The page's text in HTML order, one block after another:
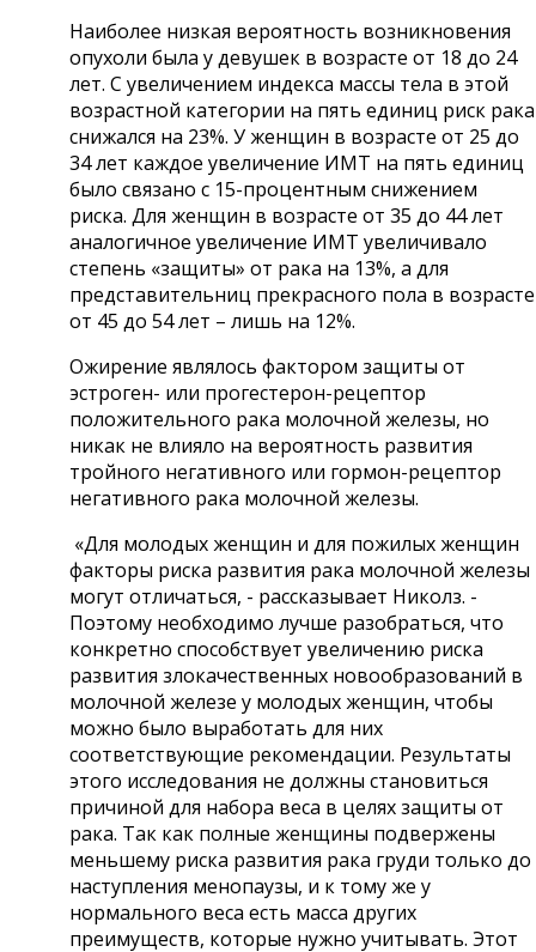
Наиболее низкая вероятность возникновения
опухоли была у девушек в возрасте от 18 до 24
лет. С увеличением индекса массы тела в этой
возрастной категории на пять единиц риск рака
снижался на 23%. У женщин в возрасте от 25 до
34 лет каждое увеличение ИМТ на пять единиц
было связано с 15-процентным снижением
риска. Для женщин в возрасте от 35 до 44 лет
аналогичное увеличение ИМТ увеличивало
степень «защиты» от рака на 13%, а для
представительниц прекрасного пола в возрасте
от 45 до 54 лет – лишь на 12%.
Ожирение являлось фактором защиты от
эстроген- или прогестерон-рецептор
положительного рака молочной железы, но
никак не влияло на вероятность развития
тройного негативного или гормон-рецептор
негативного рака молочной железы.
«Для молодых женщин и для пожилых женщин
факторы риска развития рака молочной железы
могут отличаться, - рассказывает Николз. -
Поэтому необходимо лучше разобраться, что
конкретно способствует увеличению риска
развития злокачественных новообразований в
молочной железе у молодых женщин, чтобы
можно было выработать для них
соответствующие рекомендации. Результаты
этого исследования не должны становиться
причиной для набора веса в целях защиты от
рака. Так как полные женщины подвержены
меньшему риска развития рака груди только до
наступления менопаузы, и к тому же у
нормального веса есть масса других
преимуществ, которые нужно учитывать. Этот